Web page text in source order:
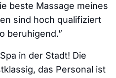
beste Massage meines
sind hoch qualifiziert
beruhigend.”
in der Stadt! Die
das Personal ist